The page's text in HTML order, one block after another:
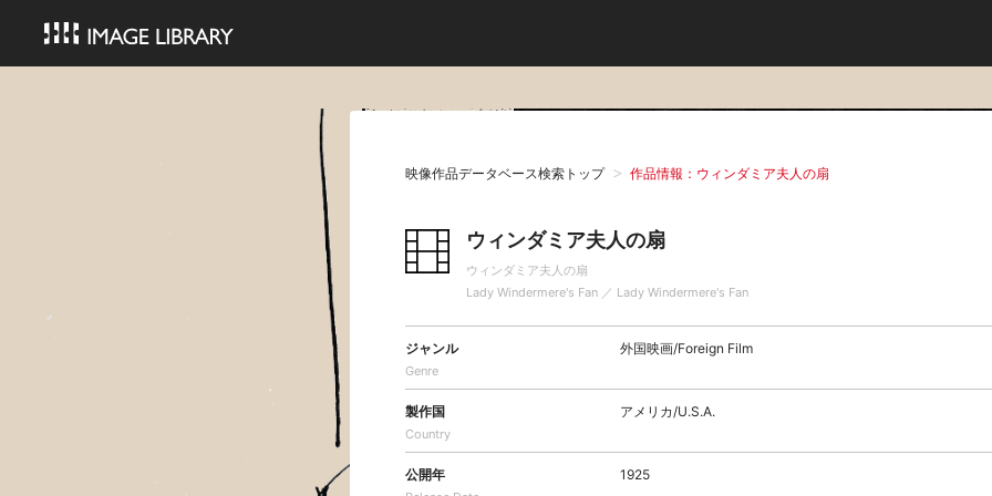
映像作品データベース検索トップ 作品情報：ウィンダミア夫人の扇
ウィンダミア夫人の扇
ウィンダミア夫人の扇
Lady Windermere's Fan ／ Lady Windermere's Fan
ジャンル
Genre
外国映画/Foreign Film
製作国
Country
アメリカ/U.S.A.
公開年 1925